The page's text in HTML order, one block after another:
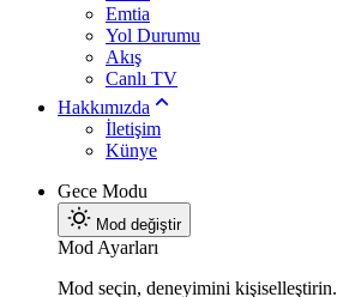
Emtia
Yol Durumu
Akış
Canlı TV
Hakkımızda
İletişim
Künye
Gece Modu
Mod değiştir
Mod Ayarları
Mod seçin, deneyimini kişiselleştirin.